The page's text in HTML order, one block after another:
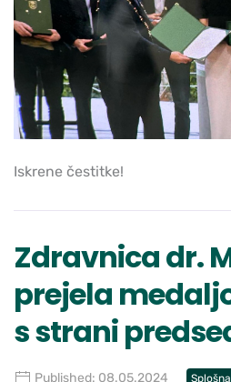
Iskrene čestitke!
Zdravnica dr.
prejela
s strani
Published: 08.05.2024